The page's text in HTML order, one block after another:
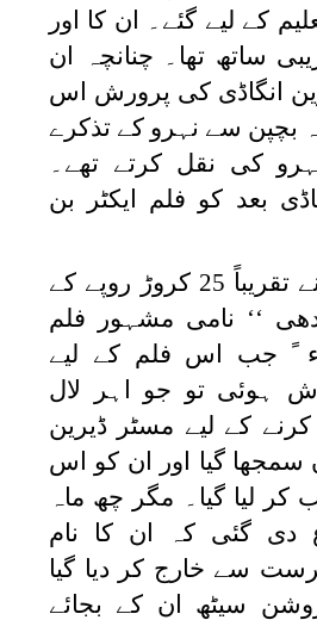
کے لیے گئے۔ ان کا اور
ساتھ تھا۔ چنانچہ ان
انگاڈی کی پرورش اس
بچپن سے نہرو کے تذکرے
کی نقل کرتے تھے۔
بعد کو فلم ایکٹر بن
لارڈ اٹن برو نے تقریباً 25 کروڑ روپے کے
‘‘ نامی مشہور فلم
جب اس فلم کے لیے
ہوئی تو جو اہر لال
کرنے کے لیے مسٹر ڈیرین
سمجھا گیا اور ان کو اس
کر لیا گیا۔ مگر چھ ماہ
دی گئی کہ ان کا نام
سے خارج کر دیا گیا
سیٹھ ان کے بجائے